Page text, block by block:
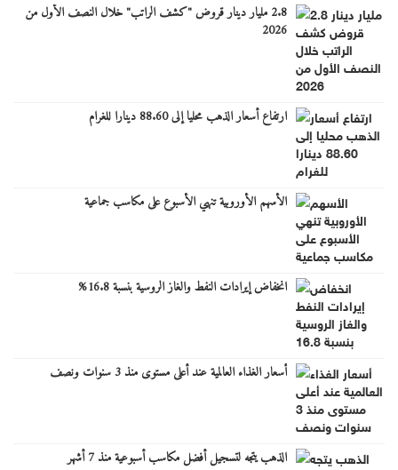
2.8 مليار دينار قروض "كشف الراتب" خلال النصف الأول من
2026
ارتفاع أسعار الذهب محليا إلى 88.60 دينارا للغرام
الأسهم الأوروبية تنهي الأسبوع على مكاسب جماعية
انخفاض إيرادات النفط والغاز الروسية بنسبة 16.8%
أسعار الغذاء العالمية عند أعلى مستوى منذ 3 سنوات ونصف
الذهب يتجه لتسجيل أفضل مكاسب أسبوعية منذ 7 أشهر